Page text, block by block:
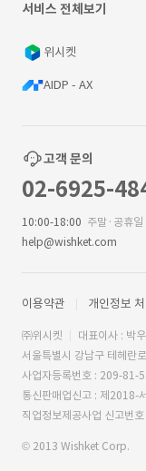
서비스 전체보기
위시켓
AIDP - AX
고객 문의
02-6925-
10:00-18:00 주말·공휴일
help@wishket.com
이용약관 개인정보
㈜위시켓
대표이사 : 박
서울특별시 강남구 테헤란
사업자등록번호 : 209-81-
통신판매업신고 : 제2018-
직업정보제공사업 신고번
© 2013 Wishket Corp.